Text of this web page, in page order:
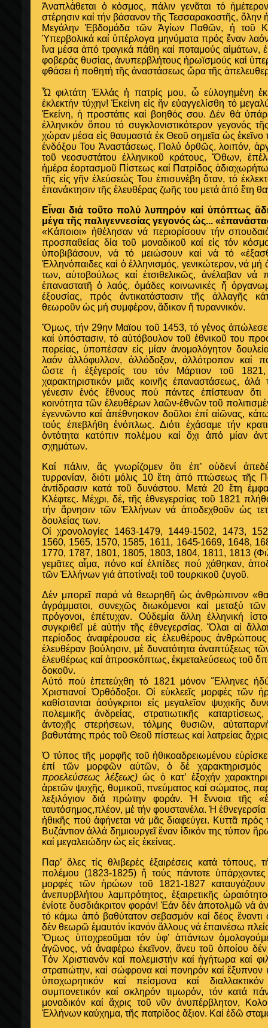
Ἀναπλάθεται ὁ κόσμος, πάλιν γενᾶται τό
στέρησιν καί τήν βάσανον τῆς Τεσσαρακοστῆς, ὅλην
Μεγάλην Ἑβδομάδα τῶν Ἁγίων Παθῶν, ἡ τοῦ
Ὑπερβολικά καί ὑπέρλογα μηνύματα πρός ἕναν
ἵνα μέσα ἀπό τραγικά πάθη καί ποταμούς αἱμάτων,
φοβεράς θυσίας, ἀνυπερβλήτους ἡρωϊσμούς καί
φθάσει ἡ ποθητή τῆς ἀναστάσεως ὥρα τῆς
Ὦ φιλτάτη Ἑλλάς ἡ πατρίς μου, ὦ εὐλογημένη
ἐκλεκτήν τύχην! Ἐκείνη εἰς ἥν εὐαγγελίσθη τό
Ἐκείνη, ἡ προστάτις καί βοηθός σου. Δέν θά
ἑλληνικόν ὅπου τό συγκλονιστικότερον γεγονός
χώραν μέσα εἰς θαυμαστά ἐκ Θεοῦ σημεῖα ὡς
ἐνδόξου Του Ἀναστάσεως. Πολύ ὀρθῶς, λοιπόν,
τοῦ νεοσυστάτου ἑλληνικοῦ κράτους, Ὄθων,
ἡμέρα ἑορτασμοῦ Πίστεως καί Πατρίδος
τῆς εἰς γῆν ἐλεύσεώς Του ἐπισυνέβη ὅταν, τό
ἐπανάκτησιν τῆς ἐλευθέρας ζωῆς του μετά ἀπό ἔτη
Εἶναι διά τοῦτο πολύ λυπηρόν καί ὑπόπτως
μέγα τῆς παλιγεννεσίας γεγονός ὡς...
«Κάποιοι» ἠθέλησαν νά περιορίσουν τήν
προσπαθείας δία τοῦ μοναδικοῦ καί εἰς τόν
ὑποβιβάσουν, νά τό μειώσουν καί νά τό
Ἑλληνόπαιδες καί ὁ ἑλληνισμός, γενικώτερον, νά μή
των, αὐτοβούλως καί ἐτσιθελικῶς, ἀνέλαβαν νά
ἐπαναστατῆ ὁ λαός, ὁμάδες κοινωνικές ἤ
ἐξουσίας, πρός ἀντικατάστασιν τῆς ἀλλαγῆς
θεωροῦν ὡς μή συμφέρον, ἄδικον ἤ τυραννικόν.
Ὅμως, τήν 29ην Μαϊου τοῦ 1453, τό γένος ἀπώλεσε
καί ὑπόστασιν, τό αὐτόβουλον τοῦ ἐθνικοῦ του
πορείας, ὑποπέσαν εἰς μίαν ἀνομολόγητον
λαόν ἀλλόφυλλον, ἀλλόδοξον, ἀλλότροπον καί
ὥστε ἡ ἐξέγερσίς του τόν Μάρτιον τοῦ
χαρακτηριστικόν μιᾶς κοινῆς ἐπαναστάσεως,
γένεσιν ἑνός ἔθνους πού πάντες ἐπίστευαν ὅτι
κοινότητα τῶν ἐλευθέρων λαῶν-ἐθνῶν τοῦ
ἐγεννῶντο καί ἀπέθνησκον δοῦλοι ἐπί αἰῶνας,
τούς ἐπεβλήθη ἐνόπλως. Διότι ἐχάσαμε τήν
ὀντότητα κατόπιν πολέμου καί ὄχι ἀπό μίαν
σχημάτων.
Καί πάλιν, ἄς γνωρίζομεν ὅτι ἐπ’ οὐδενί
τυρρανίαν, διότι μόλις 10 ἔτη ἀπό πτώσεως τῆς
ἀντίδρασιν κατά τοῦ δυνάστου. Μετά 20 ἔτη
Κλέφτες. Μέχρι, δέ, τῆς ἐθνεγερσίας τοῦ 1821
τήν ἄρνησιν τῶν Ἑλλήνων νά ἀποδεχθοῦν ὡς
δουλείας των.
Οἱ χρονολογίες 1463-1479, 1449-1502, 1473,
1560, 1565, 1570, 1585, 1611, 1645-1669, 1648,
1770, 1787, 1801, 1805, 1803, 1804, 1811, 1813
γεμᾶτες αἷμα, πόνο καί ἐλπίδες πού χάθηκαν,
τῶν Ἑλλήνων γιά ἀποτίναξι τοῦ τουρκικοῦ ζυγοῦ.
Δέν μπορεῖ παρά νά θεωρηθῆ ὡς ἀνθρώπινον
ἀγράμματοι, συνεχῶς διωκόμενοι καί μεταξύ
πρόγονοι, ἐπέτυχαν. Οὐδεμία ἄλλη ἑλληνική
συγκριθεῖ μέ αὐτήν τῆς ἐθνεγερσίας. Ὅλαι αἱ
περίοδος ἀναφέρουσα εἰς ἐλευθέρους ἀνθρώπους
ἐλευθέραν βούλησιν, μέ δυνατότητα ἀναπτύξεως
ἐλευθέρως καί ἀπροσκόπτως, ἐκμεταλεύσεως τοῦ
δοκοῦν.
Αὐτό πού ἐπετεύχθη τό 1821 μόνον Ἕλληνες
Χριστιανοί Ὀρθόδοξοι. Οἱ εὐκλεεῖς μορφές τῶν
καθίστανται ἀσύγκριτοι εἰς μεγαλεῖον ψυχικῆς
πολεμικῆς ἀνδρείας, στρατιωτικῆς
ἀντοχῆς στερήσεων, τόλμης θυσιῶν,
βαθυτάτης πρός τοῦ Θεοῦ πίστεως καί λατρείας
Ὁ τύπος τῆς μορφῆς τοῦ ἠθικοαδρειωμένου
ἑπί τῶν μορφῶν αὐτῶν, ὁ δέ χαρακτηρισμός
προελεύσεως λέξεως)ὡς ὁ κατ’ ἐξοχήν
ἀρετῶν ψυχῆς, θυμικοῦ, πνεύματος καί σώματος,
λεξιλόγιον διά πρώτην φοράν. Ἡ ἔννοια τῆς
ταυτόσημος,πλέον, μέ τήν φουστανέλα. Ἡ ἐθνεγερσία
ἠθικῆς πού ἀφήνεται νά μᾶς διαφεύγει. Κυττᾶ πρός
Βυζάντιον ἀλλά δημιουργεῖ ἕναν ἰδικόν της τύπον
καί μεγαλειώδην ὡς εἰς ἐκείνας.
Παρ’ ὅλες τίς θλιβερές ἐξαιρέσεις κατά τόπους,
πολέμου (1823-1825) ἤ τούς πάντοτε ὑπάρχοντες
μορφές τῶν ἡρώων τοῦ 1821-1827
ἀνεπυρβλήτου λαμπρότητος, ἐξαιρετικῆς
ἐνίοτε δυσδιάκριτον φοράν! Ἐάν δέν ἀποτολμῶ νά
τό κάμω ἀπό βαθύτατον σεβασμόν καί δέος
δέν θεωρῶ ἐμαυτόν ἱκανόν ἄλλους νά ἐπαινέσω
Ὅμως ὑποχρεοῦμαι τόν ὑφ’ ἁπάντων
ἀγῶνος, νά ἀναφέρω ἐκεῖνον, ἄνευ τοῦ ὁποίου δέν
Τόν Χριστιανόν καί πολεμιστήν καί ἡγήτωρα καί
στρατιώτην, καί σώφρονα καί πονηρόν καί ἔξυπνον
ὑποχωρητικόν καί πείσμονα καί
συμπονετικόν καί σκληρόν τιμωρόν, τόν κατά
μοναδικόν καί ἄχρις τοῦ νῦν ἀνυπέρβλητον,
Ἑλλήνων καύχημα, τῆς πατρίδος ἄξιον. Καί ἐδῶ